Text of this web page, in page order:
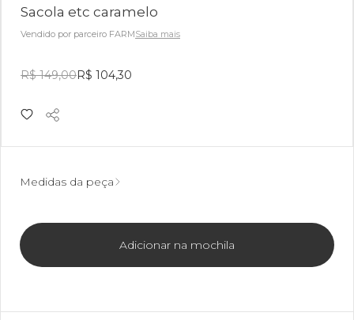
Sacola etc caramelo
Vendido por parceiro FARMSaiba mais
R$ 149,00R$ 104,30
Medidas da peça
Adicionar na mochila